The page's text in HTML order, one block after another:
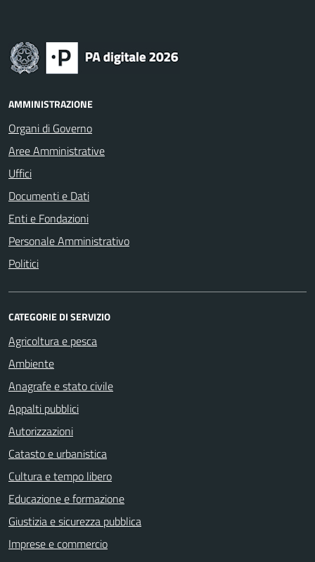
AMMINISTRAZIONE
Organi di Governo
Aree Amministrative
Uffici
Documenti e Dati
Enti e Fondazioni
Personale Amministrativo
Politici
CATEGORIE DI SERVIZIO
Agricoltura e pesca
Ambiente
Anagrafe e stato civile
Appalti pubblici
Autorizzazioni
Catasto e urbanistica
Cultura e tempo libero
Educazione e formazione
Giustizia e sicurezza pubblica
Imprese e commercio